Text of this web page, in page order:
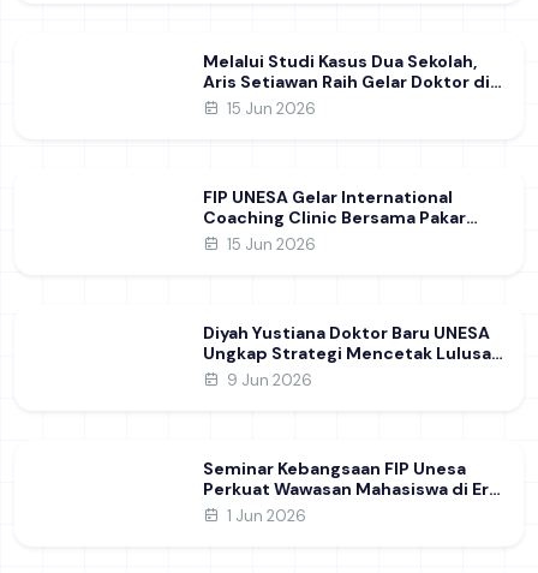
Melalui Studi Kasus Dua Sekolah,
Aris Setiawan Raih Gelar Doktor di
FIP UNESA Usai Kupas Manajemen
15 Jun 2026
FIP UNESA Gelar International
Coaching Clinic Bersama Pakar
Khon Kaen University Thailand,
15 Jun 2026
Diyah Yustiana Doktor Baru UNESA
Ungkap Strategi Mencetak Lulusan
SMK yang Siap Hadapi Dunia Kerja
9 Jun 2026
Seminar Kebangsaan FIP Unesa
Perkuat Wawasan Mahasiswa di Era
Geopolitik Global&nbsp;
1 Jun 2026